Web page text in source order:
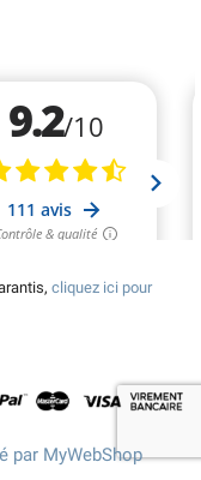
cliquez ici pour
par MyWebShop